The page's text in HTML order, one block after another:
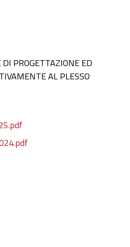
PROGETTAZIONE ED
AL PLESSO